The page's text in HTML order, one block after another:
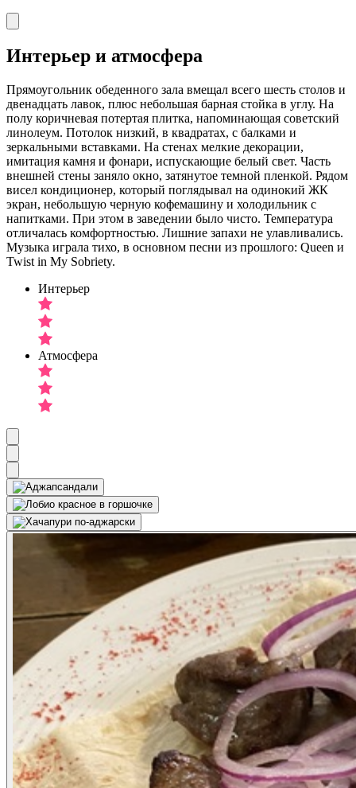
Интерьер и атмосфера
Прямоугольник обеденного зала вмещал всего шесть столов и
двенадцать лавок, плюс небольшая барная стойка в углу. На
полу коричневая потертая плитка, напоминающая советский
линолеум. Потолок низкий, в квадратах, с балками и
зеркальными вставками. На стенах мелкие декорации,
имитация камня и фонари, испускающие белый свет. Часть
внешней стены заняло окно, затянутое темной пленкой. Рядом
висел кондиционер, который поглядывал на одинокий ЖК
экран, небольшую черную кофемашину и холодильник с
напитками. При этом в заведении было чисто. Температура
отличалась комфортностью. Лишние запахи не улавливались.
Музыка играла тихо, в основном песни из прошлого: Queen и
Twist in My Sobriety.
Интерьер
Атмосфера